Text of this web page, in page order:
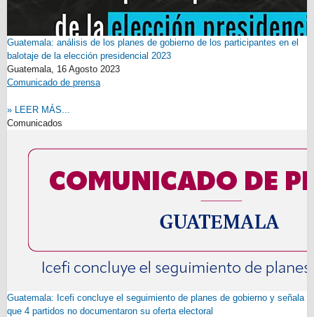
Guatemala: análisis de los planes de gobierno de los participantes en el
balotaje de la elección presidencial 2023
Guatemala, 16 Agosto 2023
Comunicado de prensa
» LEER MÁS...
Comunicados
Guatemala: Icefi concluye el seguimiento de planes de gobierno y señala
que 4 partidos no documentaron su oferta electoral